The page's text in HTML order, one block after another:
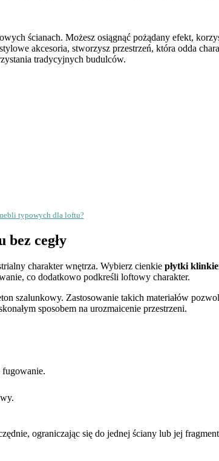
ścianach. Możesz osiągnąć pożądany efekt,
akcesoria, stworzysz przestrzeń, która odda
tradycyjnych budulców.
typowych dla loftu?
bez cegły
charakter wnętrza. Wybierz cienkie płytki
co dodatkowo podkreśli loftowy charakter.
szalunkowy. Zastosowanie takich materiałów
sposobem na urozmaicenie przestrzeni.
fugowanie.
ograniczając się do jednej ściany lub jej